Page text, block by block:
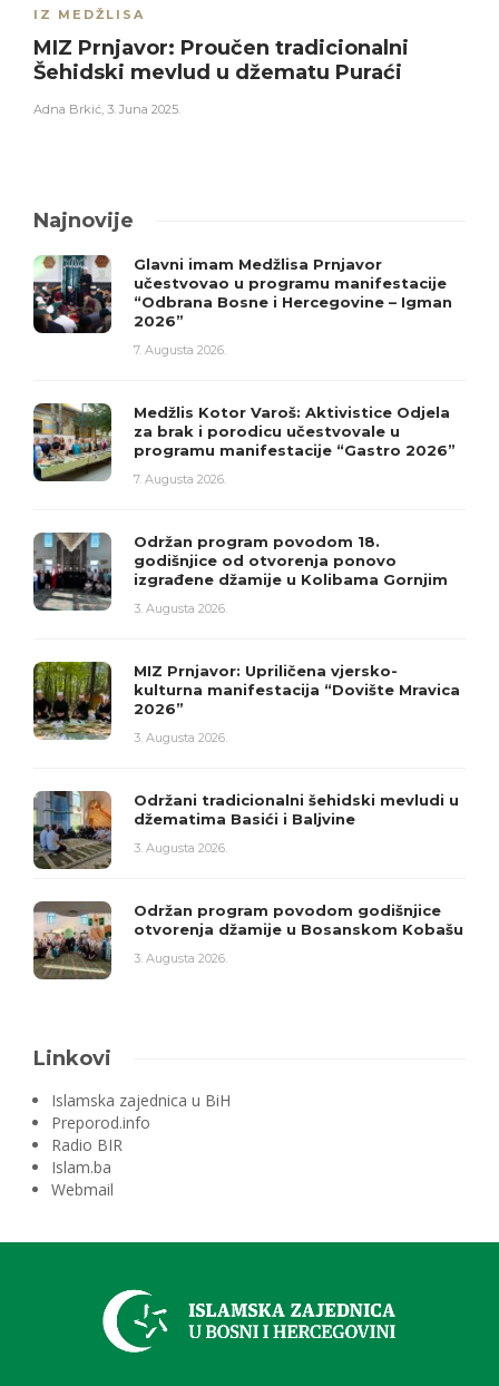
IZ MEDŽLISA
MIZ Prnjavor: Proučen tradicionalni
Šehidski mevlud u džematu Puraći
Adna Brkić, 3. Juna 2025.
Najnovije
Glavni imam Medžlisa Prnjavor
učestvovao u programu manifestacije
“Odbrana Bosne i Hercegovine – Igman
2026”
7. Augusta 2026.
Medžlis Kotor Varoš: Aktivistice Odjela
za brak i porodicu učestvovale u
programu manifestacije “Gastro 2026”
7. Augusta 2026.
Održan program povodom 18.
godišnjice od otvorenja ponovo
izgrađene džamije u Kolibama Gornjim
3. Augusta 2026.
MIZ Prnjavor: Upriličena vjersko-
kulturna manifestacija “Dovište Mravica
2026”
3. Augusta 2026.
Održani tradicionalni šehidski mevludi u
džematima Basići i Baljvine
3. Augusta 2026.
Održan program povodom godišnjice
otvorenja džamije u Bosanskom Kobašu
3. Augusta 2026.
Linkovi
Islamska zajednica u BiH
Preporod.info
Radio BIR
Islam.ba
Webmail